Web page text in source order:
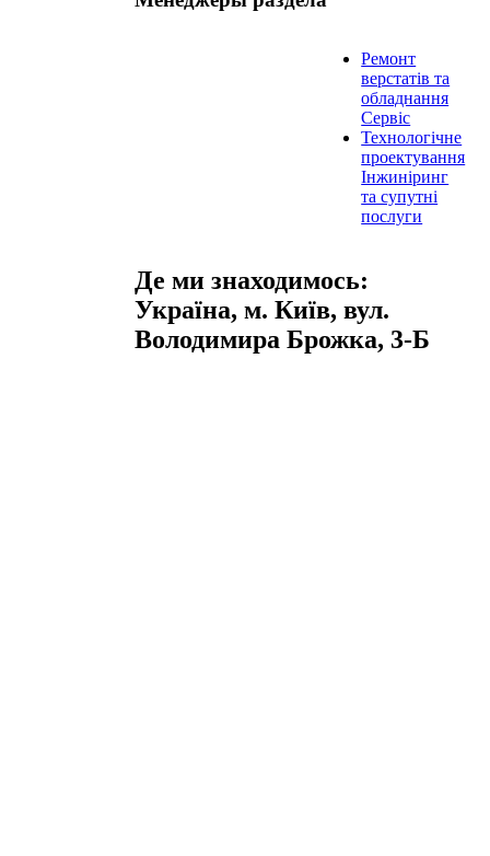
Ремонт
верстатів та
обладнання
Сервіс
Технологічне
проектування
Інжиніринг
та супутні
послуги
Де ми знаходимось:
Україна, м. Київ, вул.
Володимира Брожка, 3-Б